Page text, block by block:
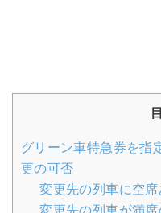
グリーン車特急券を指
更の可否
変更先の列車に空
変更先の列車が満